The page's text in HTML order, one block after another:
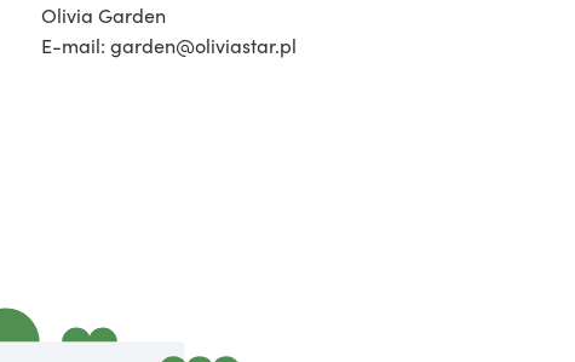
Olivia Garden
E-mail: garden@oliviastar.pl